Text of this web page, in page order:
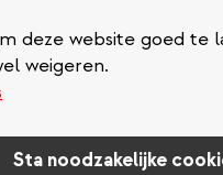
deze website goed te
weigeren.
Sta noodzakelijke